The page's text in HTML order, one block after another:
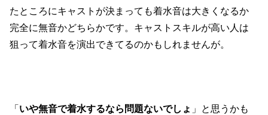
たところにキャストが決まっても着水音は大きくなるか
完全に無音かどちらかです。キャストスキルが高い人は
狙って着水音を演出できてるのかもしれませんが。
「 いや無音で着水するなら問題ないでしょ 」と思うかも